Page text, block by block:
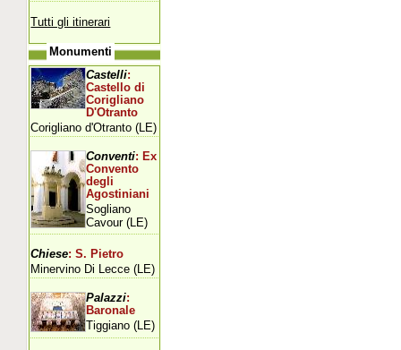
Tutti gli itinerari
Monumenti
Castelli:
Castello di
Corigliano
D'Otranto
Corigliano d'Otranto (LE)
Conventi: Ex
Convento
degli
Agostiniani
Sogliano
Cavour (LE)
Chiese: S. Pietro
Minervino Di Lecce (LE)
Palazzi:
Baronale
Tiggiano (LE)